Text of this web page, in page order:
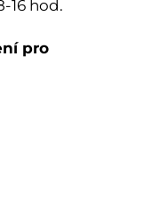
16 hod.
pro